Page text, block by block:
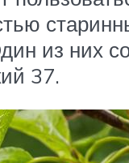
из них
37.